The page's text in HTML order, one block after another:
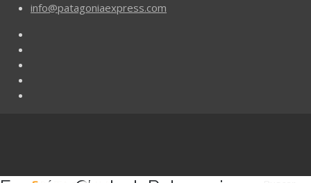
info@patagoniaexpress.com